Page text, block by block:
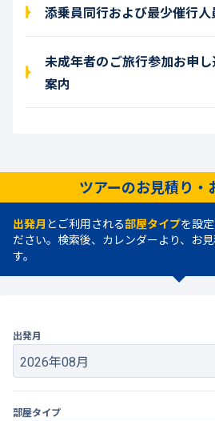
添乗員同行および最少催行人
未成年者のご旅行参加お申
案内
ツアーのお見積り・
出発月 とご利用される部屋タイプを設
ださい。検索後、カレンダーより、お
す。
出発月
部屋タイプ